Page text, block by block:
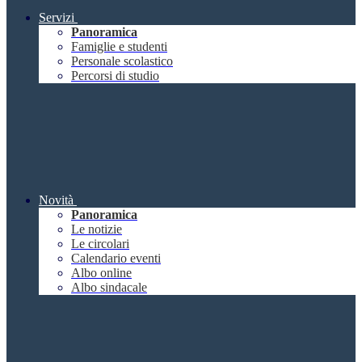
Servizi
Panoramica
Famiglie e studenti
Personale scolastico
Percorsi di studio
Novità
Panoramica
Le notizie
Le circolari
Calendario eventi
Albo online
Albo sindacale